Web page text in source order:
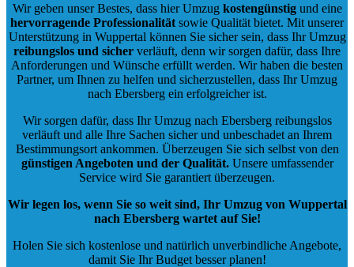
Wir geben unser Bestes, dass hier Umzug kostengünstigund eine
hervorragende Professionalität sowie Qualität bietet. Mit unserer
Unterstützung in Wuppertal können Sie sicher sein, dass Ihr Umzug
reibungslos und sicher verläuft, denn wir sorgen dafür, dass Ihre
Anforderungen und Wünsche erfüllt werden. Wir haben die besten
Partner, um Ihnen zu helfen und sicherzustellen, dass Ihr Umzug
nach Ebersberg ein erfolgreicher ist.
Wir sorgen dafür, dass Ihr Umzug nach Ebersberg reibungslos
verläuft und alle Ihre Sachen sicher und unbeschadet an Ihrem
Bestimmungsort ankommen. Überzeugen Sie sich selbst von den
günstigen Angeboten und der Qualität.Unsere umfassender
Service wird Sie garantiert überzeugen.
Wir legen los, wenn Sie so weit sind, Ihr Umzug von Wuppertal
nach Ebersberg wartet auf Sie!
Holen Sie sich kostenlose und natürlich unverbindliche Angebote,
damit Sie Ihr Budget besser planen!